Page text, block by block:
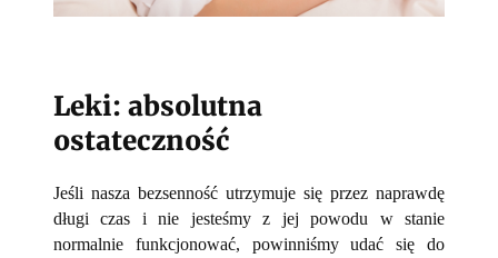
Leki: absolutna
ostateczność
Jeśli nasza bezsenność utrzymuje się przez naprawdę
długi czas i nie jesteśmy z jej powodu w stanie
normalnie funkcjonować, powinniśmy udać się do